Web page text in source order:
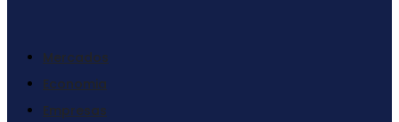
Mercados
Economia
Empresas